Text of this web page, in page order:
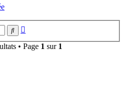
Rechercher
• Page 1 sur 1